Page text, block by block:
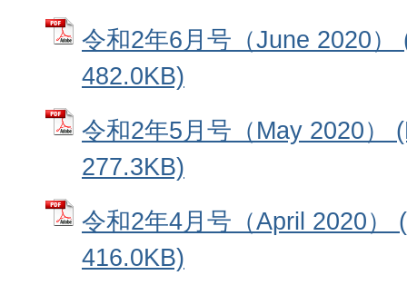
令和2年6月号（June 2020
482.0KB)
令和2年5月号（May 2020）
277.3KB)
令和2年4月号（April 2020）
416.0KB)